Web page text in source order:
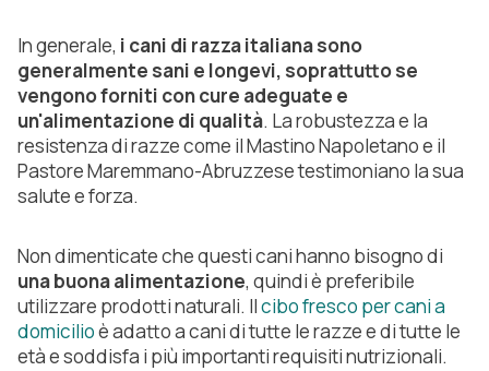
In generale, i cani di razza italiana sono
generalmente sani e longevi, soprattutto se
vengono forniti con cure adeguate e
un'alimentazione di qualità. La robustezza e la
resistenza di razze come il Mastino Napoletano e il
Pastore Maremmano-Abruzzese testimoniano la sua
salute e forza.
Non dimenticate che questi cani hanno bisogno di
una buona alimentazione, quindi è preferibile
utilizzare prodotti naturali. Ilcibo fresco per cani a
domicilioè adatto a cani di tutte le razze e di tutte le
età e soddisfa i più importanti requisiti nutrizionali.